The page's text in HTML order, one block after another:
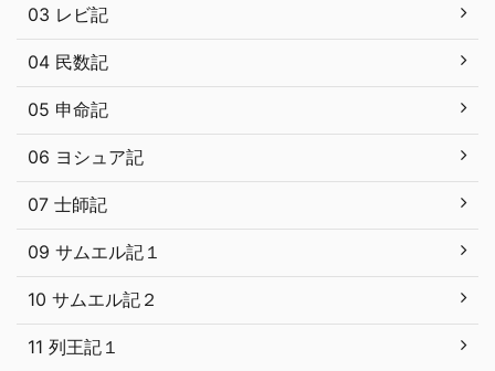
03 レビ記
04 民数記
05 申命記
06 ヨシュア記
07 士師記
09 サムエル記１
10 サムエル記２
11 列王記１